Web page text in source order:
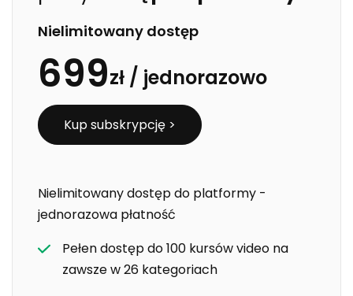
Nielimitowany dostęp
699zł / jednorazowo
Kup subskrypcję >
Nielimitowany dostęp do platformy -
jednorazowa płatność
Pełen dostęp do 100 kursów video na
zawsze w 26 kategoriach